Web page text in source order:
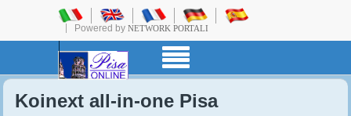
Powered by NETWORK PORTALI
Koinext all-in-one Pisa